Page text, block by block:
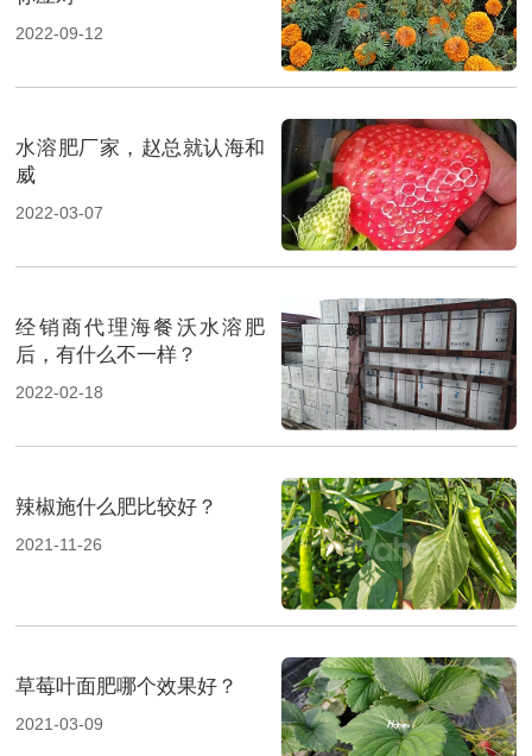
2022-09-12
水溶肥厂家，赵总就认海和
威
2022-03-07
经销商代理海餐沃水溶肥
后，有什么不一样？
2022-02-18
辣椒施什么肥比较好？
2021-11-26
草莓叶面肥哪个效果好？
2021-03-09